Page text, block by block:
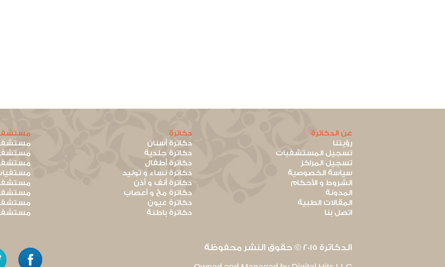
عن الدكاترة
رؤيتنا
تسجيل المستشفيات
تسجيل المراكز
سياسة الخصوصية
الشروط و الأحكام
المدونة
المقالات الطبية
اتصل بنا
دكاترة
دكاترة أسنان
دكاترة جلدية
دكاترة أطفال
دكاترة نساء و توليد
دكاترة أنف و أذن
دكاترة مخ و أعصاب
دكاترة عيون
دكاترة باطنة
الدكاترة 2015 © حقوق النشر محفوظة